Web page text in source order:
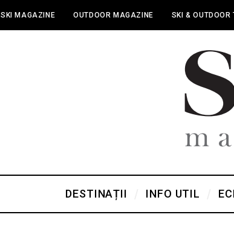
SKI MAGAZINE OUTDOOR MAGAZINE SKI & OUTDOOR
DESTINAȚII INFO UTIL